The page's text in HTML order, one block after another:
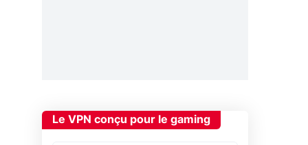
Le VPN conçu pour le gaming